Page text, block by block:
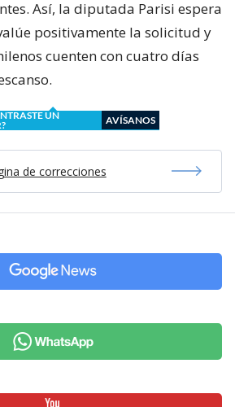
Así, la diputada Parisi espera
positivamente la solicitud y
cuenten con cuatro días
UN
AVÍSANOS
de correcciones